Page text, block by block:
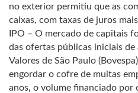
no exterior permitiu que as
caixas, com taxas de juros
IPO – O mercado de capitais
das ofertas públicas iniciais de
Valores de São Paulo
engordar o cofre de muitas
anos, o volume financiado por